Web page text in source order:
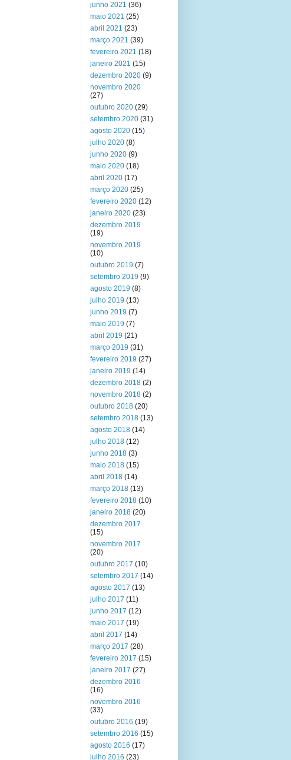
junho 2021 (36)
maio 2021 (25)
abril 2021 (23)
março 2021 (39)
fevereiro 2021 (18)
janeiro 2021 (15)
dezembro 2020 (9)
novembro 2020
(27)
outubro 2020 (29)
setembro 2020 (31)
agosto 2020 (15)
julho 2020 (8)
junho 2020 (9)
maio 2020 (18)
abril 2020 (17)
março 2020 (25)
fevereiro 2020 (12)
janeiro 2020 (23)
dezembro 2019
(19)
novembro 2019
(10)
outubro 2019 (7)
setembro 2019 (9)
agosto 2019 (8)
julho 2019 (13)
junho 2019 (7)
maio 2019 (7)
abril 2019 (21)
março 2019 (31)
fevereiro 2019 (27)
janeiro 2019 (14)
dezembro 2018 (2)
novembro 2018 (2)
outubro 2018 (20)
setembro 2018 (13)
agosto 2018 (14)
julho 2018 (12)
junho 2018 (3)
maio 2018 (15)
abril 2018 (14)
março 2018 (13)
fevereiro 2018 (10)
janeiro 2018 (20)
dezembro 2017
(15)
novembro 2017
(20)
outubro 2017 (10)
setembro 2017 (14)
agosto 2017 (13)
julho 2017 (11)
junho 2017 (12)
maio 2017 (19)
abril 2017 (14)
março 2017 (28)
fevereiro 2017 (15)
janeiro 2017 (27)
dezembro 2016
(16)
novembro 2016
(33)
outubro 2016 (19)
setembro 2016 (15)
agosto 2016 (17)
julho 2016 (23)